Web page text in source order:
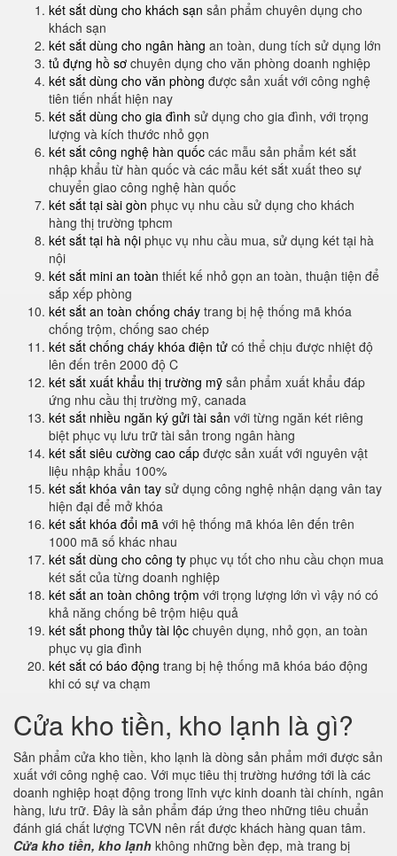
két sắt dùng cho khách sạn sản phẩm chuyên dụng cho
khách sạn
két sắt dùng cho ngân hàng an toàn, dung tích sử dụng lớn
tủ đựng hồ sơ chuyên dụng cho văn phòng doanh nghiệp
két sắt dùng cho văn phòng được sản xuất với công nghệ
tiên tiến nhất hiện nay
két sắt dùng cho gia đình sử dụng cho gia đình, với trọng
lượng và kích thước nhỏ gọn
két sắt công nghệ hàn quốc các mẫu sản phẩm két sắt
nhập khẩu từ hàn quốc và các mẫu két sắt xuất theo sự
chuyển giao công nghệ hàn quốc
két sắt tại sài gòn phục vụ nhu cầu sử dụng cho khách
hàng thị trường tphcm
két sắt tại hà nội phục vụ nhu cầu mua, sử dụng két tại hà
nội
két sắt mini an toàn thiết kế nhỏ gọn an toàn, thuận tiện để
sắp xếp phòng
két sắt an toàn chống cháy trang bị hệ thống mã khóa
chống trộm, chống sao chép
két sắt chống cháy khóa điện tử có thể chịu được nhiệt độ
lên đến trên 2000 độ C
két sắt xuất khẩu thị trường mỹ sản phẩm xuất khẩu đáp
ứng nhu cầu thị trường mỹ, canada
két sắt nhiều ngăn ký gửi tài sản với từng ngăn két riêng
biệt phục vụ lưu trữ tài sản trong ngân hàng
két sắt siêu cường cao cấp được sản xuất với nguyên vật
liệu nhập khẩu 100%
két sắt khóa vân tay sử dụng công nghệ nhận dạng vân tay
hiện đại để mở khóa
két sắt khóa đổi mã với hệ thống mã khóa lên đến trên
1000 mã số khác nhau
két sắt dùng cho công ty phục vụ tốt cho nhu cầu chọn mua
két sắt của từng doanh nghiệp
két sắt an toàn chông trộm với trọng lượng lớn vì vậy nó có
khả năng chống bê trộm hiệu quả
két sắt phong thủy tài lộc chuyên dụng, nhỏ gọn, an toàn
phục vụ gia đình
két sắt có báo động trang bị hệ thống mã khóa báo động
khi có sự va chạm
Cửa kho tiền, kho lạnh là gì?
Sản phẩm cửa kho tiền, kho lạnh là dòng sản phẩm mới được sản
xuất với công nghệ cao. Với mục tiêu thị trường hướng tới là các
doanh nghiệp hoạt động trong lĩnh vực kinh doanh tài chính, ngân
hàng, lưu trữ. Đây là sản phẩm đáp ứng theo những tiêu chuẩn
đánh giá chất lượng TCVN nên rất được khách hàng quan tâm.
Cửa kho tiền, kho lạnh không những bền đẹp, mà trang bị